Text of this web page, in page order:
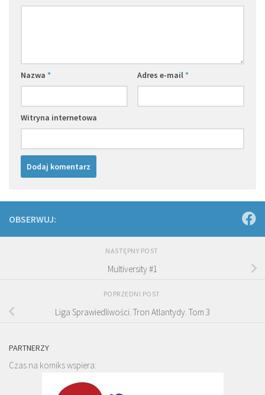
Nazwa * Adres e-mail*
Witryna internetowa
OBSERWUJ:
NASTĘPNY POST
Multiversity #1
POPRZEDNI POST
Liga Sprawiedliwości. Tron Atlantydy. Tom 3
PARTNERZY
Czas na komiks wspiera: